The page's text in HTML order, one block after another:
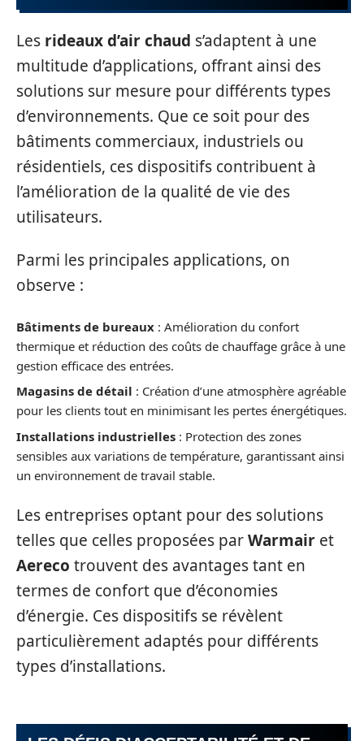
Les rideaux d’air chaud s’adaptent à une
multitude d’applications, offrant ainsi des
solutions sur mesure pour différents types
d’environnements. Que ce soit pour des
bâtiments commerciaux, industriels ou
résidentiels, ces dispositifs contribuent à
l’amélioration de la qualité de vie des
utilisateurs.
Parmi les principales applications, on
observe :
Bâtiments de bureaux : Amélioration du confort
thermique et réduction des coûts de chauffage grâce à une
gestion efficace des entrées.
Magasins de détail : Création d’une atmosphère agréable
pour les clients tout en minimisant les pertes énergétiques.
Installations industrielles : Protection des zones
sensibles aux variations de température, garantissant ainsi
un environnement de travail stable.
Les entreprises optant pour des solutions
telles que celles proposées parWarmair et
Aereco trouvent des avantages tant en
termes de confort que d’économies
d’énergie. Ces dispositifs se révèlent
particulièrement adaptés pour différents
types d’installations.